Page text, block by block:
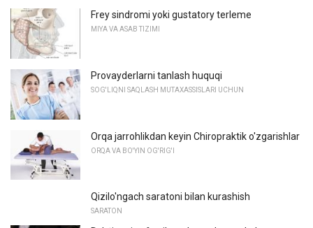
Frey sindromi yoki gustatory terleme
MIYA VA ASAB TIZIMI
Provayderlarni tanlash huquqi
SOG'LIQNI SAQLASH MUTAXASSISLARI UCHUN
Orqa jarrohlikdan keyin Chiropraktik o'zgarishlar
ORQA VA BO'YIN OG'RIG'I
Qizilo'ngach saratoni bilan kurashish
SARATON